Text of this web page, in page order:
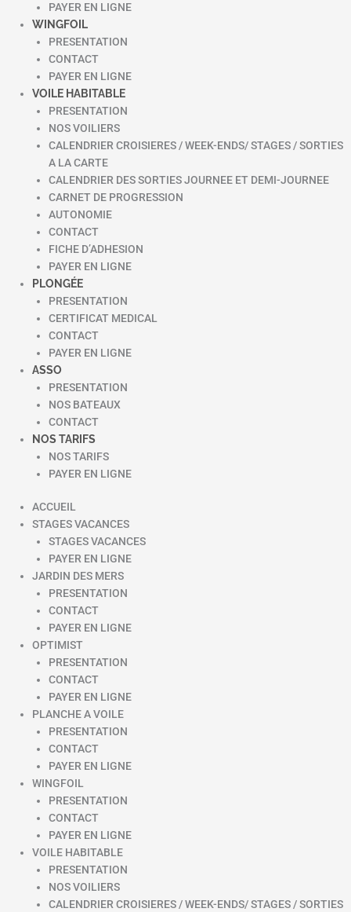
PAYER EN LIGNE
WINGFOIL
PRESENTATION
CONTACT
PAYER EN LIGNE
VOILE HABITABLE
PRESENTATION
NOS VOILIERS
CALENDRIER CROISIERES / WEEK-ENDS/ STAGES / SORTIES
A LA CARTE
CALENDRIER DES SORTIES JOURNEE ET DEMI-JOURNEE
CARNET DE PROGRESSION
AUTONOMIE
CONTACT
FICHE D’ADHESION
PAYER EN LIGNE
PLONGÉE
PRESENTATION
CERTIFICAT MEDICAL
CONTACT
PAYER EN LIGNE
ASSO
PRESENTATION
NOS BATEAUX
CONTACT
NOS TARIFS
NOS TARIFS
PAYER EN LIGNE
ACCUEIL
STAGES VACANCES
STAGES VACANCES
PAYER EN LIGNE
JARDIN DES MERS
PRESENTATION
CONTACT
PAYER EN LIGNE
OPTIMIST
PRESENTATION
CONTACT
PAYER EN LIGNE
PLANCHE A VOILE
PRESENTATION
CONTACT
PAYER EN LIGNE
WINGFOIL
PRESENTATION
CONTACT
PAYER EN LIGNE
VOILE HABITABLE
PRESENTATION
NOS VOILIERS
CALENDRIER CROISIERES / WEEK-ENDS/ STAGES / SORTIES